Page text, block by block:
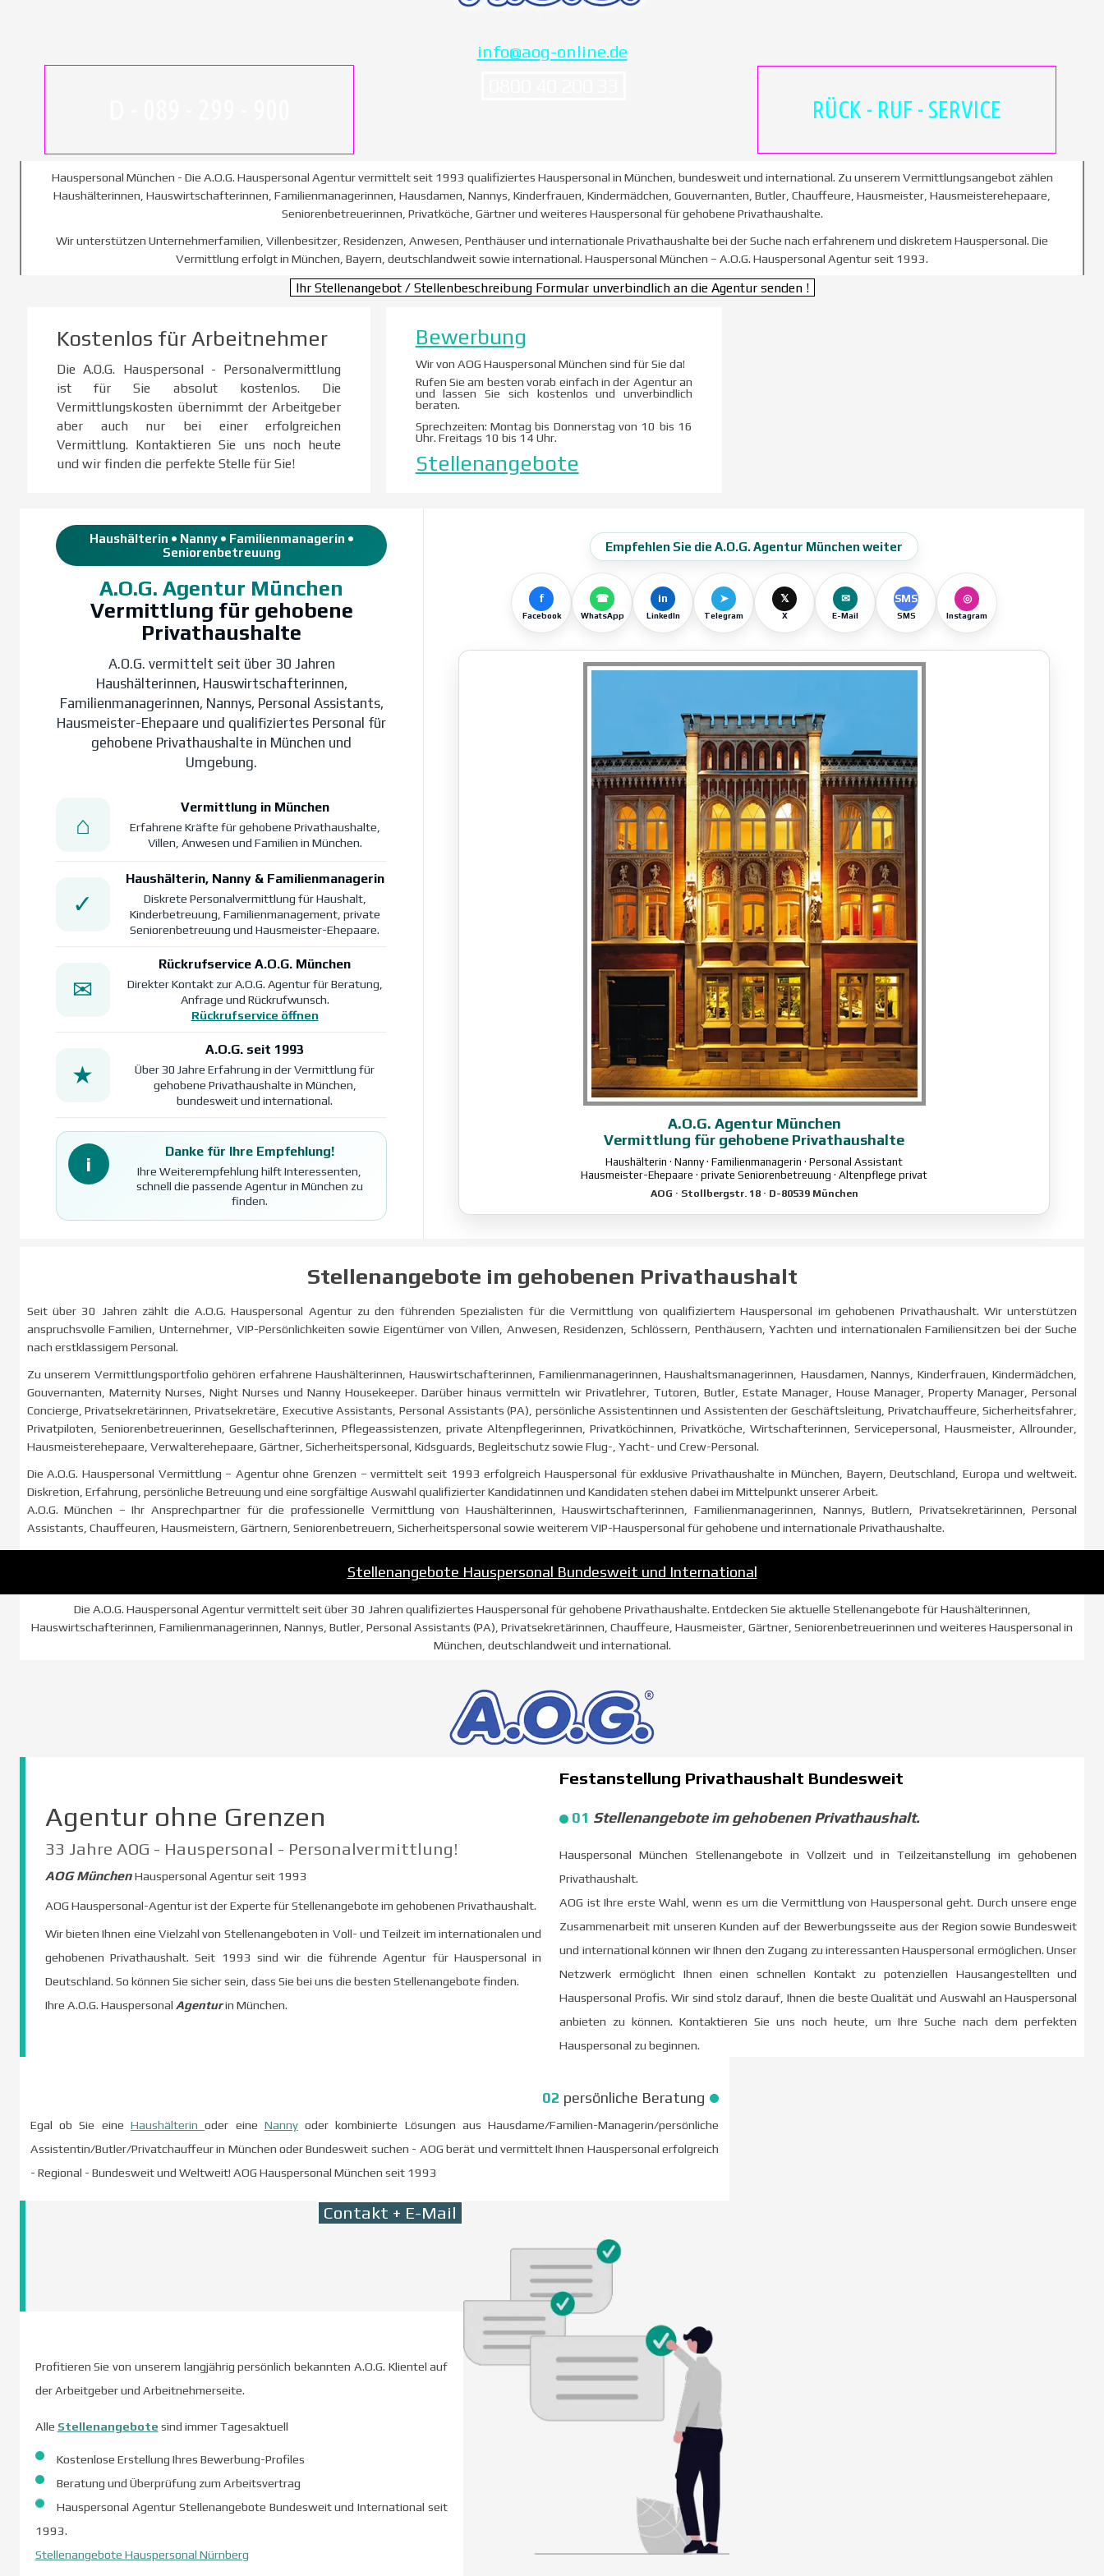
info@aog-online.de
RÜCK - RUF - SERVICE
Hauspersonal München - Die A.O.G. Hauspersonal Agentur vermittelt seit 1993 qualifiziertes Hauspersonal in München, bundesweit und international. Zu unserem Vermittlungsangebot zählen
Haushälterinnen, Hauswirtschafterinnen, Familienmanagerinnen, Hausdamen, Nannys, Kinderfrauen, Kindermädchen, Gouvernanten, Butler, Chauffeure, Hausmeister, Hausmeisterehepaare,
Seniorenbetreuerinnen, Privatköche, Gärtner und weiteres Hauspersonal für gehobene Privathaushalte.
Wir unterstützen Unternehmerfamilien, Villenbesitzer, Residenzen, Anwesen, Penthäuser und internationale Privathaushalte bei der Suche nach erfahrenem und diskretem Hauspersonal. Die
Vermittlung erfolgt in München, Bayern, deutschlandweit sowie international. Hauspersonal München – A.O.G. Hauspersonal Agentur seit 1993.
Ihr Stellenangebot / Stellenbeschreibung Formular unverbindlich an die Agentur senden !
Bewerbung
Wir von AOG Hauspersonal München sind für Sie da!
Rufen Sie am besten vorab einfach in der Agentur an
und lassen Sie sich kostenlos und unverbindlich
beraten.
Sprechzeiten: Montag bis Donnerstag von 10 bis 16
Uhr. Freitags 10 bis 14 Uhr.
Stellenangebote
Kostenlos für Arbeitnehmer
Die A.O.G. Hauspersonal - Personalvermittlung
ist für Sie absolut kostenlos. Die
Vermittlungskosten übernimmt der Arbeitgeber
aber auch nur bei einer erfolgreichen
Vermittlung. Kontaktieren Sie uns noch heute
und wir finden die perfekte Stelle für Sie!
Haushälterin • Nanny • Familienmanagerin •
Seniorenbetreuung
A.O.G. Agentur München
Vermittlung für gehobene
Privathaushalte
A.O.G. vermittelt seit über 30 Jahren
Haushälterinnen, Hauswirtschafterinnen,
Familienmanagerinnen, Nannys, Personal Assistants,
Hausmeister-Ehepaare und qualifiziertes Personal für
gehobene Privathaushalte in München und
Umgebung.
⌂
Vermittlung in München
Erfahrene Kräfte für gehobene Privathaushalte,
Villen, Anwesen und Familien in München.
✓
Haushälterin, Nanny & Familienmanagerin
Diskrete Personalvermittlung für Haushalt,
Kinderbetreuung, Familienmanagement, private
Seniorenbetreuung und Hausmeister-Ehepaare.
✉
Rückrufservice A.O.G. München
Direkter Kontakt zur A.O.G. Agentur für Beratung,
Anfrage und Rückrufwunsch.
Rückrufservice öffnen
★
A.O.G. seit 1993
Über 30 Jahre Erfahrung in der Vermittlung für
gehobene Privathaushalte in München,
bundesweit und international.
i
Danke für Ihre Empfehlung!
Ihre Weiterempfehlung hilft Interessenten,
schnell die passende Agentur in München zu
finden.
Empfehlen Sie die A.O.G. Agentur München weiter
f
Facebook
☎
WhatsApp
in
LinkedIn
➤
Telegram
𝕏
X
✉
E-Mail
SMS
SMS
◎
Instagram
A.O.G. Agentur München
Vermittlung für gehobene Privathaushalte
Haushälterin · Nanny · Familienmanagerin · Personal Assistant
Hausmeister-Ehepaare · private Seniorenbetreuung · Altenpflege privat
AOG · Stollbergstr. 18 · D-80539 München
Stellenangebote im gehobenen Privathaushalt
Seit über 30 Jahren zählt die A.O.G. Hauspersonal Agentur zu den führenden Spezialisten für die Vermittlung von qualifiziertem Hauspersonal im gehobenen Privathaushalt. Wir unterstützen
anspruchsvolle Familien, Unternehmer, VIP-Persönlichkeiten sowie Eigentümer von Villen, Anwesen, Residenzen, Schlössern, Penthäusern, Yachten und internationalen Familiensitzen bei der Suche
nach erstklassigem Personal.
Zu unserem Vermittlungsportfolio gehören erfahrene Haushälterinnen, Hauswirtschafterinnen, Familienmanagerinnen, Haushaltsmanagerinnen, Hausdamen, Nannys, Kinderfrauen, Kindermädchen,
Gouvernanten, Maternity Nurses, Night Nurses und Nanny Housekeeper. Darüber hinaus vermitteln wir Privatlehrer, Tutoren, Butler, Estate Manager, House Manager, Property Manager, Personal
Concierge, Privatsekretärinnen, Privatsekretäre, Executive Assistants, Personal Assistants (PA), persönliche Assistentinnen und Assistenten der Geschäftsleitung, Privatchauffeure, Sicherheitsfahrer,
Privatpiloten, Seniorenbetreuerinnen, Gesellschafterinnen, Pflegeassistenzen, private Altenpflegerinnen, Privatköchinnen, Privatköche, Wirtschafterinnen, Servicepersonal, Hausmeister, Allrounder,
Hausmeisterehepaare, Verwalterehepaare, Gärtner, Sicherheitspersonal, Kidsguards, Begleitschutz sowie Flug-, Yacht- und Crew-Personal.
Die A.O.G. Hauspersonal Vermittlung – Agentur ohne Grenzen – vermittelt seit 1993 erfolgreich Hauspersonal für exklusive Privathaushalte in München, Bayern, Deutschland, Europa und weltweit.
Diskretion, Erfahrung, persönliche Betreuung und eine sorgfältige Auswahl qualifizierter Kandidatinnen und Kandidaten stehen dabei im Mittelpunkt unserer Arbeit.
A.O.G. München – Ihr Ansprechpartner für die professionelle Vermittlung von Haushälterinnen, Hauswirtschafterinnen, Familienmanagerinnen, Nannys, Butlern, Privatsekretärinnen, Personal
Assistants, Chauffeuren, Hausmeistern, Gärtnern, Seniorenbetreuern, Sicherheitspersonal sowie weiterem VIP-Hauspersonal für gehobene und internationale Privathaushalte.
Stellenangebote Hauspersonal Bundesweit und International
Die A.O.G. Hauspersonal Agentur vermittelt seit über 30 Jahren qualifiziertes Hauspersonal für gehobene Privathaushalte. Entdecken Sie aktuelle Stellenangebote für Haushälterinnen,
Hauswirtschafterinnen, Familienmanagerinnen, Nannys, Butler, Personal Assistants (PA), Privatsekretärinnen, Chauffeure, Hausmeister, Gärtner, Seniorenbetreuerinnen und weiteres Hauspersonal in
München, deutschlandweit und international.
Agentur ohne Grenzen
33 Jahre AOG - Hauspersonal - Personalvermittlung!
AOG MünchenHauspersonal Agentur seit 1993
AOG Hauspersonal-Agentur ist der Experte für Stellenangebote im gehobenen Privathaushalt.
Wir bieten Ihnen eine Vielzahl von Stellenangeboten in Voll- und Teilzeit im internationalen und
gehobenen Privathaushalt. Seit 1993 sind wir die führende Agentur für Hauspersonal in
Deutschland. So können Sie sicher sein, dass Sie bei uns die besten Stellenangebote finden.
Ihre A.O.G. Hauspersonal Agenturin München.
Festanstellung Privathaushalt Bundesweit
01 Stellenangebote im gehobenen Privathaushalt.
Hauspersonal München Stellenangebote in Vollzeit und in Teilzeitanstellung im gehobenen
Privathaushalt.
AOG ist Ihre erste Wahl, wenn es um die Vermittlung von Hauspersonal geht. Durch unsere enge
Zusammenarbeit mit unseren Kunden auf der Bewerbungsseite aus der Region sowie Bundesweit
und international können wir Ihnen den Zugang zu interessanten Hauspersonal ermöglichen. Unser
Netzwerk ermöglicht Ihnen einen schnellen Kontakt zu potenziellen Hausangestellten und
Hauspersonal Profis. Wir sind stolz darauf, Ihnen die beste Qualität und Auswahl an Hauspersonal
anbieten zu können. Kontaktieren Sie uns noch heute, um Ihre Suche nach dem perfekten
Hauspersonal zu beginnen.
02 persönliche Beratung
Egal ob Sie eine Haushälterinoder eine Nannyoder kombinierte Lösungen aus Hausdame/Familien-Managerin/persönliche
Assistentin/Butler/Privatchauffeur in München oder Bundesweit suchen - AOG berät und vermittelt Ihnen Hauspersonal erfolgreich
- Regional - Bundesweit und Weltweit! AOG Hauspersonal München seit 1993
Contakt + E-Mail
Profitieren Sie von unserem langjährig persönlich bekannten A.O.G. Klientel auf
der Arbeitgeber und Arbeitnehmerseite.
Alle Stellenangebote sind immer Tagesaktuell
Kostenlose Erstellung Ihres Bewerbung-Profiles
Beratung und Überprüfung zum Arbeitsvertrag
Hauspersonal Agentur Stellenangebote Bundesweit und International seit
1993.
Stellenangebote Hauspersonal Nürnberg